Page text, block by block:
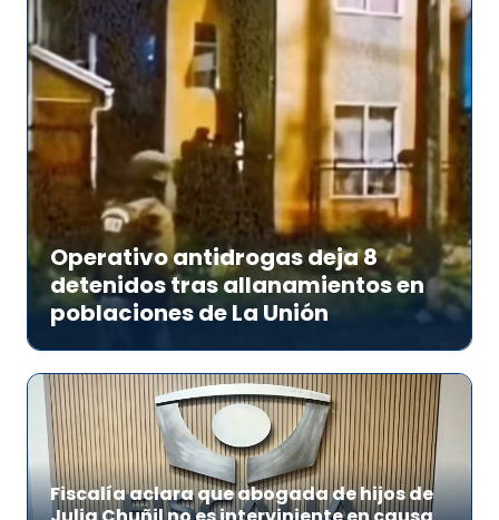
Operativo antidrogas deja 8
detenidos tras allanamientos en
poblaciones de La Unión
Fiscalía aclara que abogada de hijos de